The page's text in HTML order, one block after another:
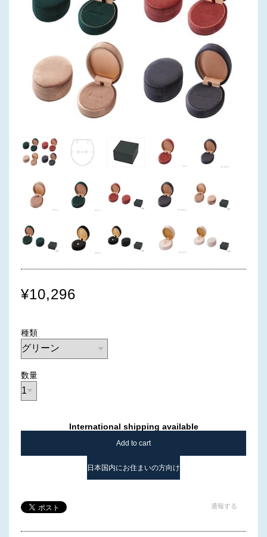
¥10,296
種類
数量
International shipping available
Add to cart
日本国内にお住まいの方向け
通報する